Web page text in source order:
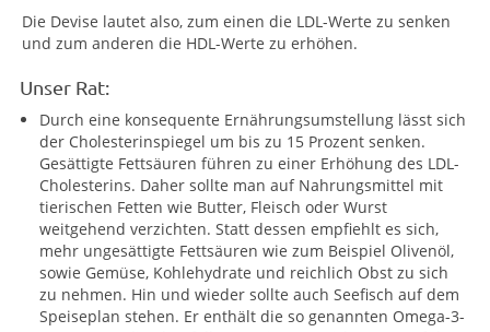
Die Devise lautet also, zum einen die LDL-Werte zu senken
und zum anderen die HDL-Werte zu erhöhen.
Unser Rat:
Durch eine konsequente Ernährungsumstellung lässt sich
der Cholesterinspiegel um bis zu 15 Prozent senken.
Gesättigte Fettsäuren führen zu einer Erhöhung des LDL-
Cholesterins. Daher sollte man auf Nahrungsmittel mit
tierischen Fetten wie Butter, Fleisch oder Wurst
weitgehend verzichten. Statt dessen empfiehlt es sich,
mehr ungesättigte Fettsäuren wie zum Beispiel Olivenöl,
sowie Gemüse, Kohlehydrate und reichlich Obst zu sich
zu nehmen. Hin und wieder sollte auch Seefisch auf dem
Speiseplan stehen. Er enthält die so genannten Omega-3-